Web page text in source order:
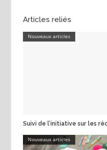
Articles reliés
Nouveaux articles
Suivi de l’initiative sur les
Nouveaux articles